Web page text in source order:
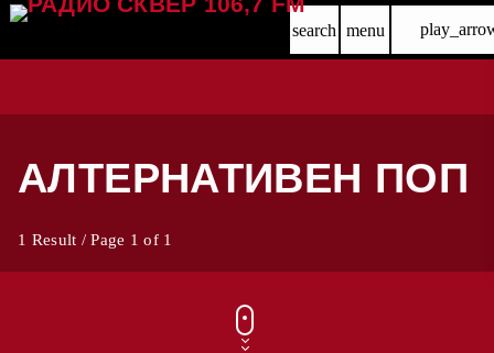
search menu
АЛТЕРНАТИВЕН ПОП
1 Result / Page 1 of 1